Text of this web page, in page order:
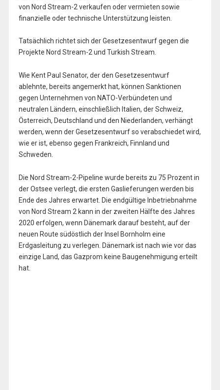
von Nord Stream-2 verkaufen oder vermieten sowie
finanzielle oder technische Unterstützung leisten.
Tatsächlich richtet sich der Gesetzesentwurf gegen die
Projekte Nord Stream-2 und Turkish Stream.
Wie Kent Paul Senator, der den Gesetzesentwurf
ablehnte, bereits angemerkt hat, können Sanktionen
gegen Unternehmen von NATO-Verbündeten und
neutralen Ländern, einschließlich Italien, der Schweiz,
Österreich, Deutschland und den Niederlanden, verhängt
werden, wenn der Gesetzesentwurf so verabschiedet wird,
wie er ist, ebenso gegen Frankreich, Finnland und
Schweden.
Die Nord Stream-2-Pipeline wurde bereits zu 75 Prozent in
der Ostsee verlegt, die ersten Gaslieferungen werden bis
Ende des Jahres erwartet. Die endgültige Inbetriebnahme
von Nord Stream 2 kann in der zweiten Hälfte des Jahres
2020 erfolgen, wenn Dänemark darauf besteht, auf der
neuen Route südöstlich der Insel Bornholm eine
Erdgasleitung zu verlegen. Dänemark ist nach wie vor das
einzige Land, das Gazprom keine Baugenehmigung erteilt
hat.